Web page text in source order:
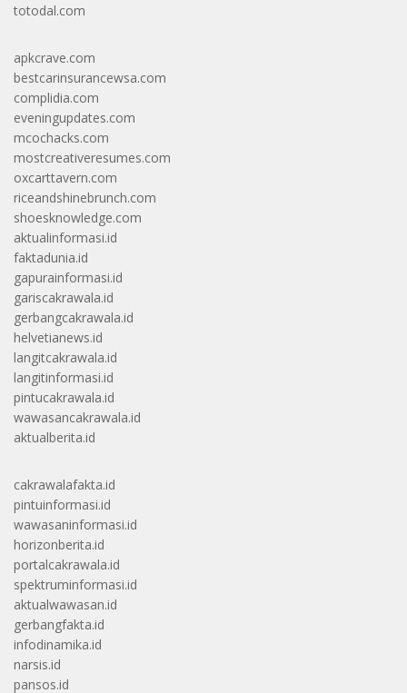
totodal.com
apkcrave.com
bestcarinsurancewsa.com
complidia.com
eveningupdates.com
mcochacks.com
mostcreativeresumes.com
oxcarttavern.com
riceandshinebrunch.com
shoesknowledge.com
aktualinformasi.id
faktadunia.id
gapurainformasi.id
gariscakrawala.id
gerbangcakrawala.id
helvetianews.id
langitcakrawala.id
langitinformasi.id
pintucakrawala.id
wawasancakrawala.id
aktualberita.id
cakrawalafakta.id
pintuinformasi.id
wawasaninformasi.id
horizonberita.id
portalcakrawala.id
spektruminformasi.id
aktualwawasan.id
gerbangfakta.id
infodinamika.id
narsis.id
pansos.id